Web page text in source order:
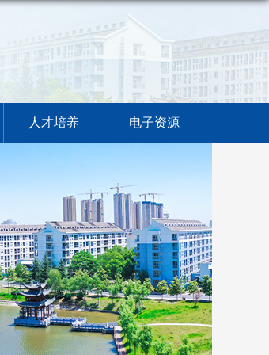
人才培养 电子资源